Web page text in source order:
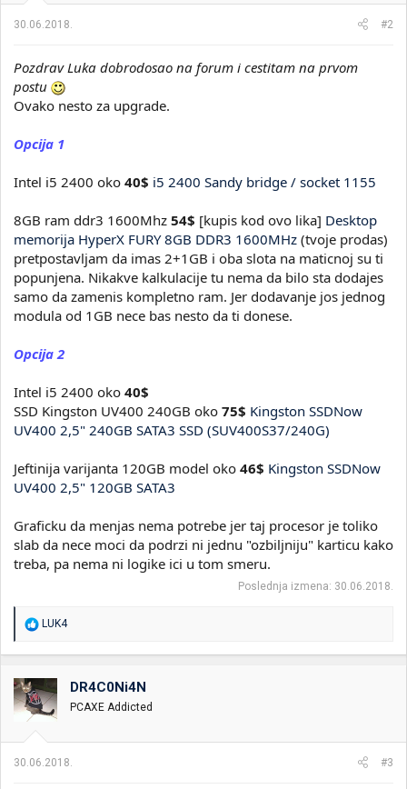
30.06.2018. #2
Pozdrav Luka dobrodosao na forum i cestitam na prvom
postu
Ovako nesto za upgrade.
Opcija 1
Intel i5 2400 oko 40$ i5 2400 Sandy bridge / socket 1155
8GB ram ddr3 1600Mhz 54$ [kupis kod ovo lika] Desktop
memorija HyperX FURY 8GB DDR3 1600MHz (tvoje prodas)
pretpostavljam da imas 2+1GB i oba slota na maticnoj su ti
popunjena. Nikakve kalkulacije tu nema da bilo sta dodajes
samo da zamenis kompletno ram. Jer dodavanje jos jednog
modula od 1GB nece bas nesto da ti donese.
Opcija 2
Intel i5 2400 oko 40$
SSD Kingston UV400 240GB oko 75$ Kingston SSDNow
UV400 2,5" 240GB SATA3 SSD (SUV400S37/240G)
Jeftinija varijanta 120GB model oko 46$ Kingston SSDNow
UV400 2,5" 120GB SATA3
Graficku da menjas nema potrebe jer taj procesor je toliko
slab da nece moci da podrzi ni jednu "ozbiljniju" karticu kako
treba, pa nema ni logike ici u tom smeru.
Poslednja izmena: 30.06.2018.
R
a
o
v
a
:
LUK4
DR4C0Ni4N
PCAXE Addicted
30.06.2018. #3